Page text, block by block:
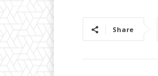
Share